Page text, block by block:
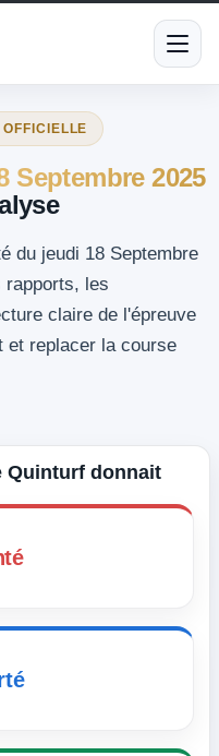
Septembre 2025
du jeudi 18 Septembre
rapports, les
claire de l'épreuve
et replacer la course
Quinturf donnait